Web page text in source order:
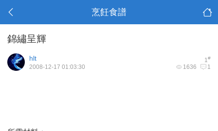
烹飪食譜
錦繡呈輝
1#
hlt
1636 1
2008-12-17 01:03:30